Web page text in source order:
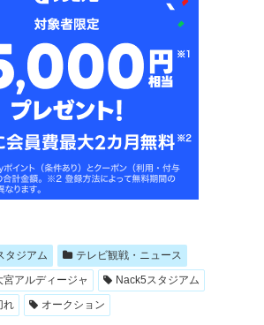
タジアム
テレビ観戦・ニュース
宮アルディージャ
Nack5スタジアム
れ オークション